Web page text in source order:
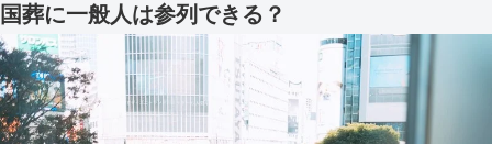
国葬に一般人は参列できる？